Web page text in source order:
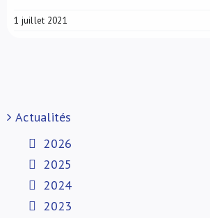
1 juillet 2021
Actualités
2026
2025
2024
2023